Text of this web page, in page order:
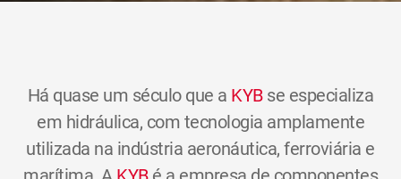
Há quase um século que a KYBse especializa
em hidráulica, com tecnologia amplamente
utilizada na indústria aeronáutica, ferroviária e